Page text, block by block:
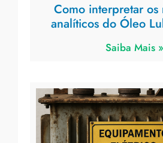
Como interpretar os
analíticos do Óleo
Saiba Mais »